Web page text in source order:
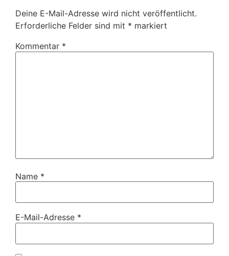
Deine E-Mail-Adresse wird nicht veröffentlicht.
Erforderliche Felder sind mit * markiert
Kommentar *
Name *
E-Mail-Adresse *